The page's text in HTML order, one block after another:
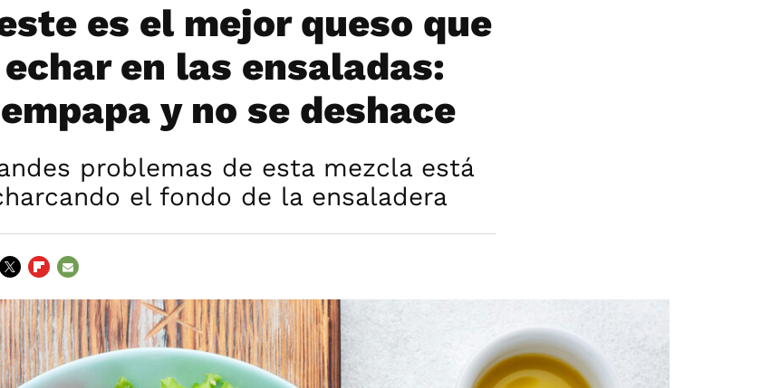
es el mejor queso que
en las ensaladas:
y no se deshace
problemas de esta mezcla está
el fondo de la ensaladera
MAIL